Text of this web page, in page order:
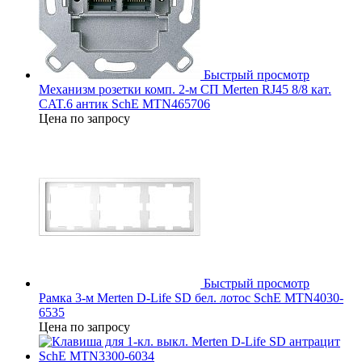
Быстрый просмотр
Механизм розетки комп. 2-м СП Merten RJ45 8/8 кат.
CAT.6 антик SchE MTN465706
Цена по запросу
Быстрый просмотр
Рамка 3-м Merten D-Life SD бел. лотос SchE MTN4030-
6535
Цена по запросу